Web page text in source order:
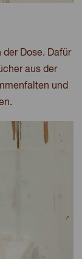
der Dose. Dafür
aus der
und